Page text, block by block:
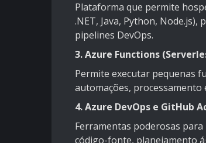
Plataforma que permite
.NET, Java, Python,
pipelines DevOps.
3. Azure Functions
Permite executar pequenas
automações,
4. Azure DevOps e GitHub
Ferramentas poderosas
código-fonte, planejamento